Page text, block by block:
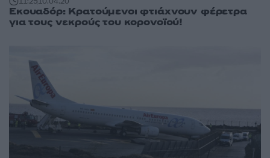
Εκουαδόρ: Κρατούμενοι φτιάχνουν φέρετρα
για τους νεκρούς του κορονοϊού!